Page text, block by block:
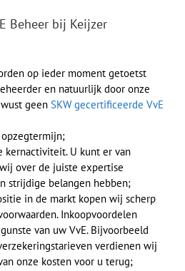
Beheer bij Keijzer
op ieder moment getoetst
en natuurlijk door onze
geen SKW gecertificeerde VvE
kernactiviteit. U kunt er van
over de juiste expertise
strijdige belangen hebben;
in de markt kopen wij scherp
Inkoopvoordelen
van uw VvE. Bijvoorbeeld
verdienen wij
onze kosten voor u terug;